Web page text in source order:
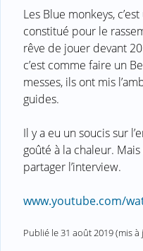
Les Blue monkeys,
constitué pour le
rêve de jouer devant
c’est comme faire un
messes, ils ont mis
guides.
Il y a eu un soucis sur
goûté à la chaleur.
partager l’interview.
www.youtube.com/
Publié le31 août 2019(mis à